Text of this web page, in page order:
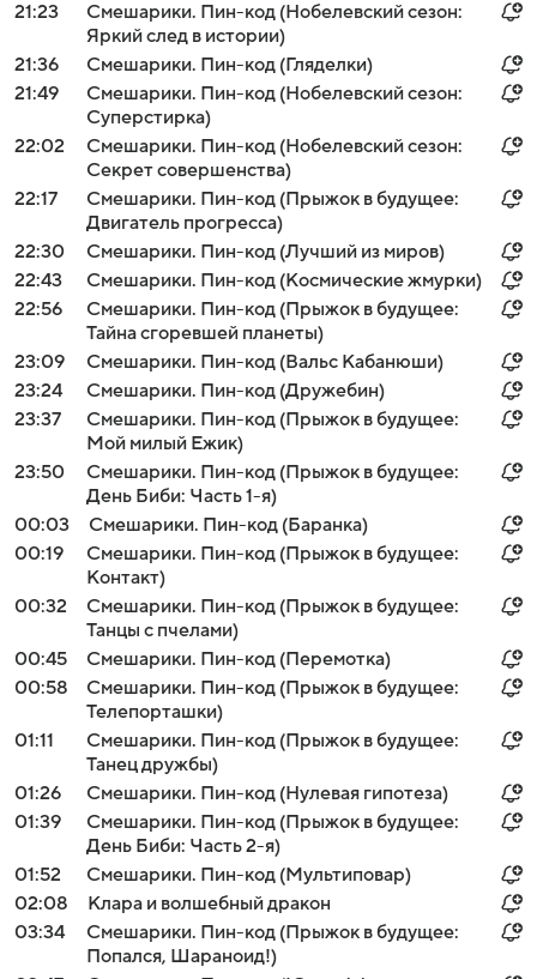
21:23
Смешарики. Пин-код (Нобелевский сезон:
Яркий след в истории)
21:36
Смешарики. Пин-код (Гляделки)
21:49
Смешарики. Пин-код (Нобелевский сезон:
Суперстирка)
22:02
Смешарики. Пин-код (Нобелевский сезон:
Секрет совершенства)
22:17
Смешарики. Пин-код (Прыжок в будущее:
Двигатель прогресса)
22:30
Смешарики. Пин-код (Лучший из миров)
22:43
Смешарики. Пин-код (Космические жмурки)
22:56
Смешарики. Пин-код (Прыжок в будущее:
Тайна сгоревшей планеты)
23:09
Смешарики. Пин-код (Вальс Кабанюши)
23:24
Смешарики. Пин-код (Дружебин)
23:37
Смешарики. Пин-код (Прыжок в будущее:
Мой милый Ежик)
23:50
Смешарики. Пин-код (Прыжок в будущее:
День Биби: Часть 1-я)
00:03
Смешарики. Пин-код (Баранка)
00:19
Смешарики. Пин-код (Прыжок в будущее:
Контакт)
00:32
Смешарики. Пин-код (Прыжок в будущее:
Танцы с пчелами)
00:45
Смешарики. Пин-код (Перемотка)
00:58
Смешарики. Пин-код (Прыжок в будущее:
Телепорташки)
01:11
Смешарики. Пин-код (Прыжок в будущее:
Танец дружбы)
01:26
Смешарики. Пин-код (Нулевая гипотеза)
01:39
Смешарики. Пин-код (Прыжок в будущее:
День Биби: Часть 2-я)
01:52
Смешарики. Пин-код (Мультиповар)
02:08
Клара и волшебный дракон
03:34
Смешарики. Пин-код (Прыжок в будущее:
Попался, Шараноид!)